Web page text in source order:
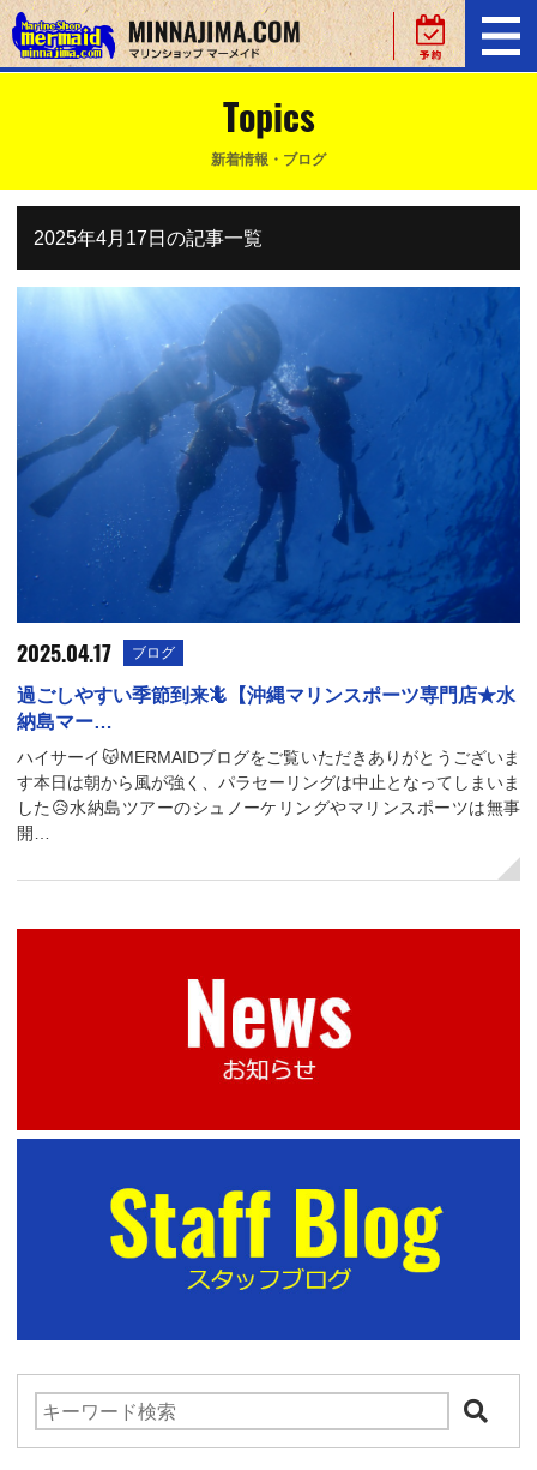
Topics
新着情報・ブログ
2025年4月17日の記事一覧
2025.04.17 ブログ
過ごしやすい季節到来🦎【沖縄マリンスポーツ専門店★水
納島マー…
ハイサーイ😽MERMAIDブログをご覧いただきありがとうございま
す本日は朝から風が強く、パラセーリングは中止となってしまいま
した😥水納島ツアーのシュノーケリングやマリンスポーツは無事
開…